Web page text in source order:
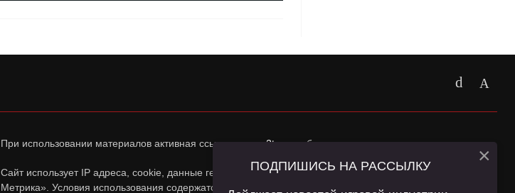
При использовании материалов активная ссылка наapp2top.ruобязательна.
Сайт использует IP адреса, cookie, данные геолокации Пользователей сайта и сервис «Яндекс
Метрика». Условия использования содержатся в
Политике конфиденциальностии
ПОДПИШИСЬ НА РАССЫЛКУ ×